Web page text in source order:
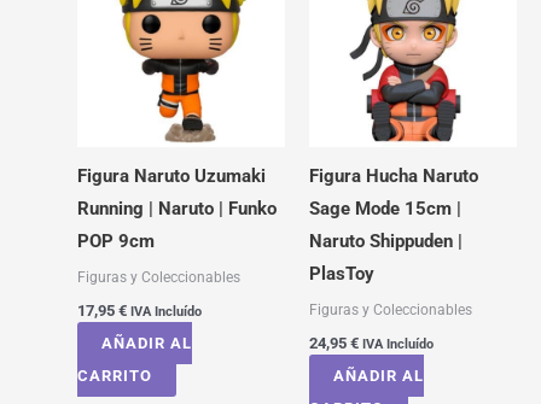
Figura Naruto Uzumaki
Running | Naruto | Funko
POP 9cm
Figuras y Coleccionables
17,95 € IVA Incluído
AÑADIR AL
CARRITO
Figura Hucha Naruto
Sage Mode 15cm |
Naruto Shippuden |
PlasToy
Figuras y Coleccionables
24,95 € IVA Incluído
AÑADIR AL